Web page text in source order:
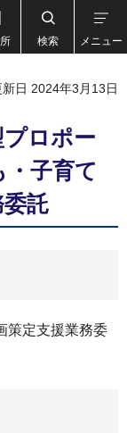
検索 メニュー
日 2024年3月13日
プロポー
子育て
託
策定支援業務委